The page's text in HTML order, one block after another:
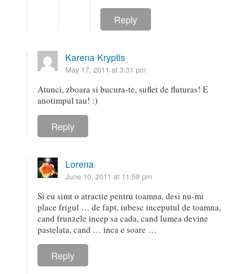
Reply
Karena Kryptis
May 17, 2011 at 3:31 pm
Atunci, zboara si bucura-te, suflet de fluturas! E
anotimpul tau! :)
Reply
Lorena
June 10, 2011 at 11:58 pm
Si eu simt o atractie pentru toamna, desi nu-mi
place frigul … de fapt, iubesc inceputul de toamna,
cand frunzele incep sa cada, cand lumea devine
pastelata, cand … inca e soare …
Reply